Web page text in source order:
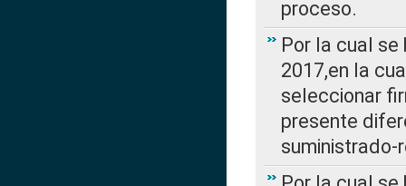
proceso.
Por la cual se
2017,en la
seleccionar
presente